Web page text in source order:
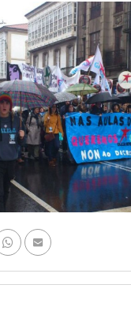
WhatsAppEnviar por e-mail